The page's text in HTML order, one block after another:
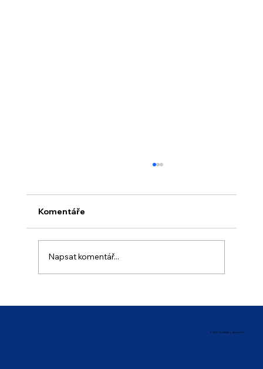
Prázdninový provoz školy
Komentáře
Napsat komentář...
© 2025 ZŠ a MŠ Brno, Křenová 21